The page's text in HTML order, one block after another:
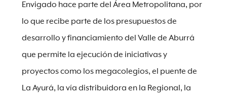
Envigado hace parte del Área Metropolitana, por
lo que recibe parte de los presupuestos de
desarrollo y financiamiento del Valle de Aburrá
que permite la ejecución de iniciativas y
proyectos como los megacolegios, el puente de
La Ayurá, la vía distribuidora en la Regional, la